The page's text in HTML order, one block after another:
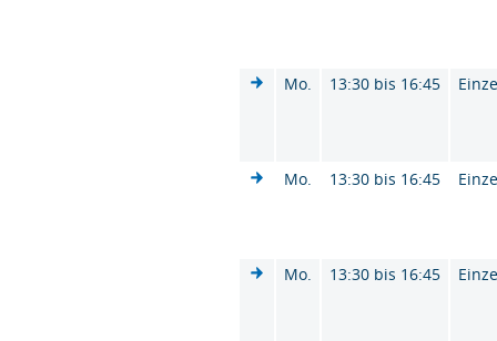
Mo. 13:30 bis 16:45
Mo. 13:30 bis 16:45
Mo. 13:30 bis 16:45